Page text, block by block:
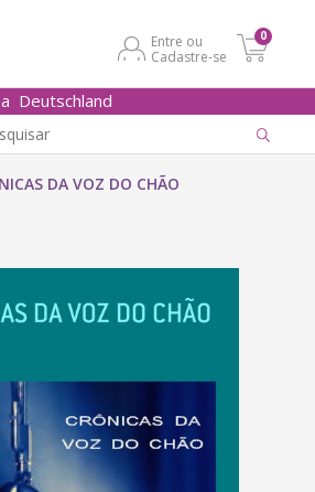
Entre ou
Cadastre-se
0
Deutschland
DA VOZ DO CHÃO